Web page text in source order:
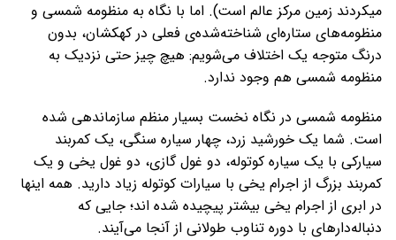
میکردند زمین مرکز عالم است). اما با نگاه به منظومه شمسی و
منظومه‌های ستاره‌ای شناخته‌شده‌ی فعلی در کهکشان، بدون
درنگ متوجه یک اختلاف می‌شویم: هیچ چیز حتی نزدیک به
منظومه شمسی هم وجود ندارد.
منظومه شمسی در نگاه نخست بسیار منظم سازماندهی شده
است. شما یک خورشید زرد، چهار سیاره سنگی، یک کمربند
سیارکی با یک سیاره کوتوله، دو غول گازی، دو غول یخی و یک
کمربند بزرگ از اجرام یخی با سیارات کوتوله زیاد دارید. همه اینها
در ابری از اجرام یخی بیشتر پیچیده شده اند؛ جایی که
دنباله‌دارهای با دوره تناوب طولانی از آنجا می‌آیند.